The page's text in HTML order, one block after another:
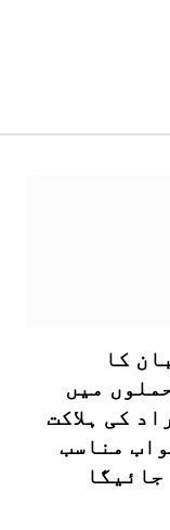
کا
میں
کی ہلاکت
مناسب
جائیگا